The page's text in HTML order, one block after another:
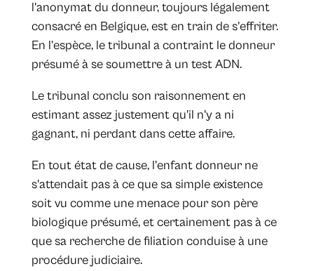
l'anonymat du donneur, toujours légalement
consacré en Belgique, est en train de s’effriter.
En l’espèce, le tribunal a contraint le donneur
présumé à se soumettre à un test ADN.
Le tribunal conclu son raisonnement en
estimant assez justement qu'il n'y a ni
gagnant, ni perdant dans cette affaire.
En tout état de cause, l'enfant donneur ne
s'attendait pas à ce que sa simple existence
soit vu comme une menace pour son père
biologique présumé, et certainement pas à ce
que sa recherche de filiation conduise à une
procédure judiciaire.